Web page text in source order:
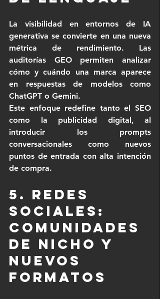
La visibilidad en entornos de IA
generativa se convierte en una nueva
métrica de rendimiento. Las
auditorías GEO permiten analizar
cómo y cuándo una marca aparece
en respuestas de modelos como
ChatGPT o Gemini.
Este enfoque redefine tanto el SEO
como la publicidad digital, al
introducir los prompts
conversacionales como nuevos
puntos de entrada con alta intención
de compra.
5. Redes
sociales:
comunidades
de nicho y
nuevos
formatos